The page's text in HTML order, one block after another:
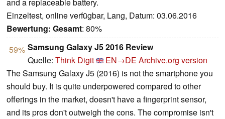
and a replaceable battery.
Einzeltest, online verfügbar, Lang, Datum: 03.06.2016
Bewertung: Gesamt: 80%
59% Samsung Galaxy J5 2016 Review
Quelle: Think Digit EN→DE Archive.org version
The Samsung Galaxy J5 (2016) is not the smartphone you
should buy. It is quite underpowered compared to other
offerings in the market, doesn't have a fingerprint sensor,
and its pros don't outweigh the cons. The compromise isn't